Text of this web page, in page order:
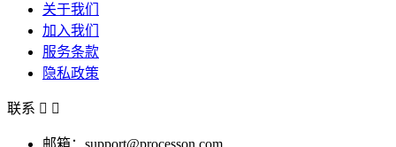
关于我们
加入我们
服务条款
隐私政策
联系  
邮箱：support@processon.com